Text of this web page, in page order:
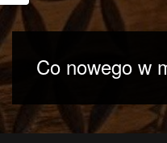
Co nowego w